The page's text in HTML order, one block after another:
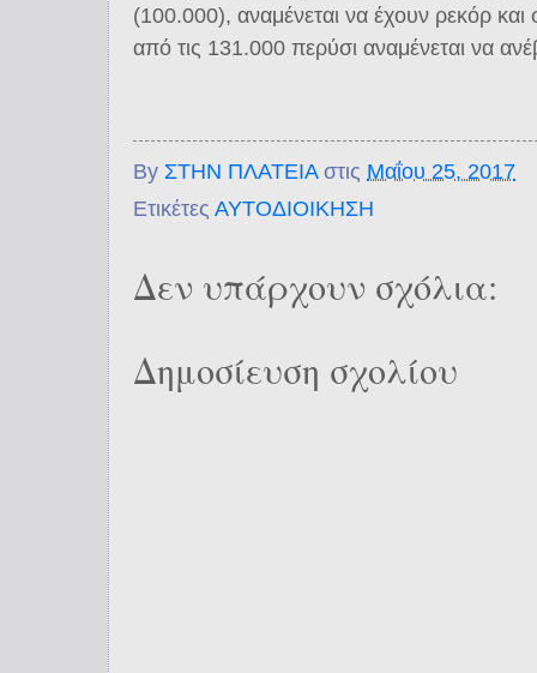
(100.000), αναμένεται να έχουν ρεκόρ και
από τις 131.000 περύσι αναμένεται να
By ΣΤΗΝ ΠΛΑΤΕΙΑ στις Μαΐου 25, 2017
Ετικέτες ΑΥΤΟΔΙΟΙΚΗΣΗ
Δεν υπάρχουν σχόλια:
Δημοσίευση σχολίου